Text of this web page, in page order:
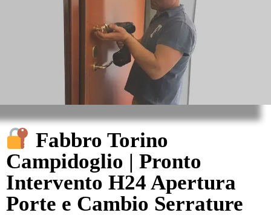
Fabbro Torino
Campidoglio | Pronto
Intervento H24 Apertura
Porte e Cambio Serrature